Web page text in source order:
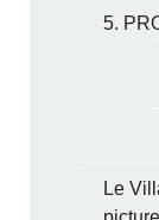
5.
Le